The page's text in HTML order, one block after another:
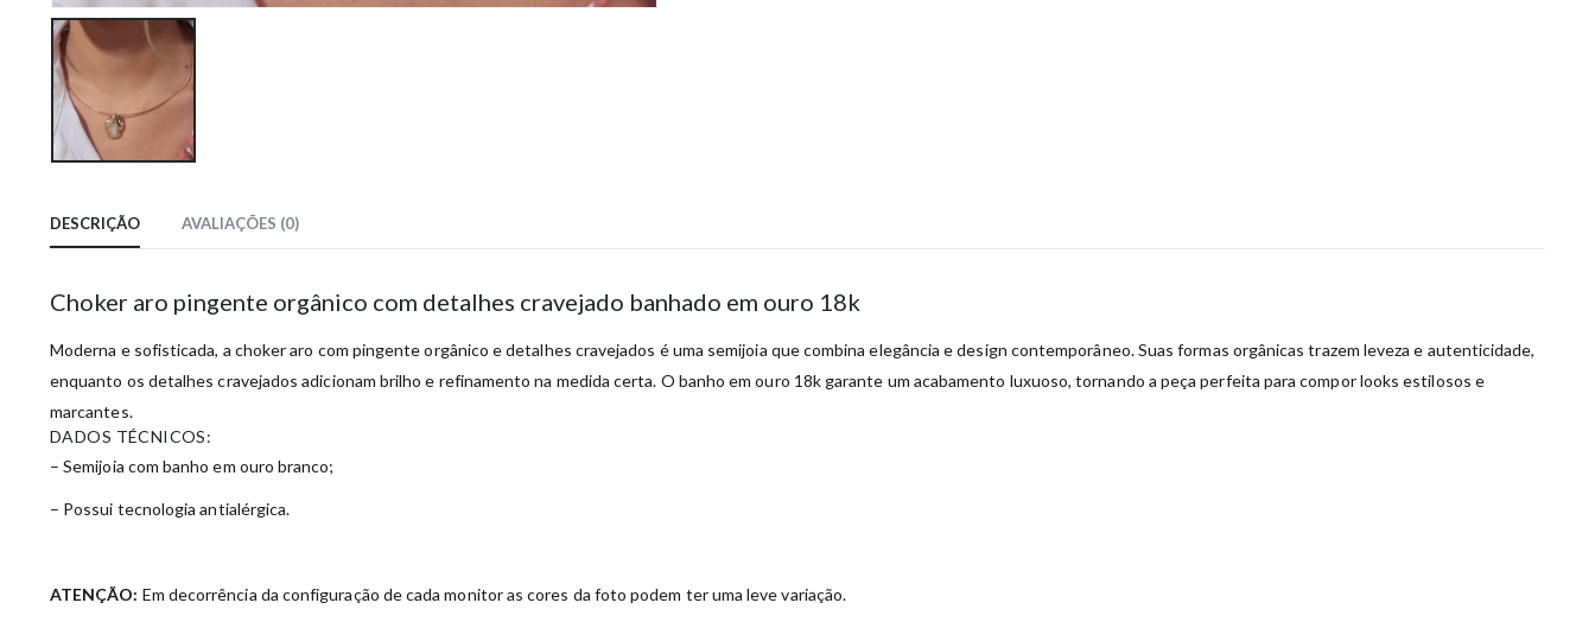
DESCRIÇÃO AVALIAÇÕES (0)
Choker aro pingente orgânico com detalhes cravejado banhado em ouro 18k
Moderna e sofisticada, a choker aro com pingente orgânico e detalhes cravejados é uma semijoia que combina elegância e design contemporâneo. Suas formas orgânicas trazem leveza e autenticidade,
enquanto os detalhes cravejados adicionam brilho e refinamento na medida certa. O banho em ouro 18k garante um acabamento luxuoso, tornando a peça perfeita para compor looks estilosos e
marcantes.
DADOS TÉCNICOS:
– Semijoia com banho em ouro branco;
– Possui tecnologia antialérgica.
ATENÇÃO: Em decorrência da configuração de cada monitor as cores da foto podem ter uma leve variação.